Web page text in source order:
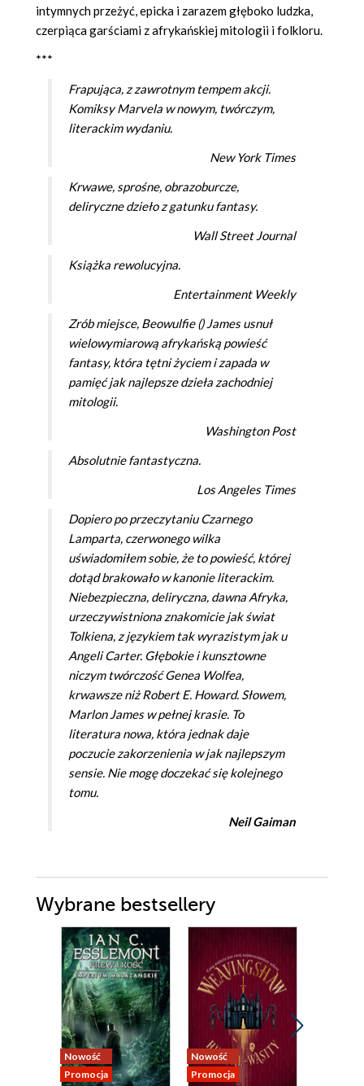
intymnych przeżyć, epicka i zarazem głęboko ludzka,
czerpiąca garściami z afrykańskiej mitologii i folkloru.
***
Frapująca, z zawrotnym tempem akcji.
Komiksy Marvela w nowym, twórczym,
literackim wydaniu.
New York Times
Krwawe, sprośne, obrazoburcze,
deliryczne dzieło z gatunku fantasy.
Wall Street Journal
Książka rewolucyjna.
Entertainment Weekly
Zrób miejsce, Beowulfie() James usnuł
wielowymiarową afrykańską powieść
fantasy, która tętni życiem i zapada w
pamięć jak najlepsze dzieła zachodniej
mitologii.
Washington Post
Absolutnie fantastyczna.
Los Angeles Times
Dopiero po przeczytaniuCzarnego
Lamparta, czerwonego wilka
uświadomiłem sobie, że to powieść, której
dotąd brakowało w kanonie literackim.
Niebezpieczna, deliryczna, dawna Afryka,
urzeczywistniona znakomicie jak świat
Tolkiena, z językiem tak wyrazistym jak u
Angeli Carter. Głębokie i kunsztowne
niczym twórczość Genea Wolfea,
krwawsze niż Robert E. Howard. Słowem,
Marlon James w pełnej krasie. To
literatura nowa, która jednak daje
poczucie zakorzenienia w jak najlepszym
sensie. Nie mogę doczekać się kolejnego
tomu.
Neil Gaiman
Wybrane bestsellery
Nowość
Promocja
Nowość
Promocja